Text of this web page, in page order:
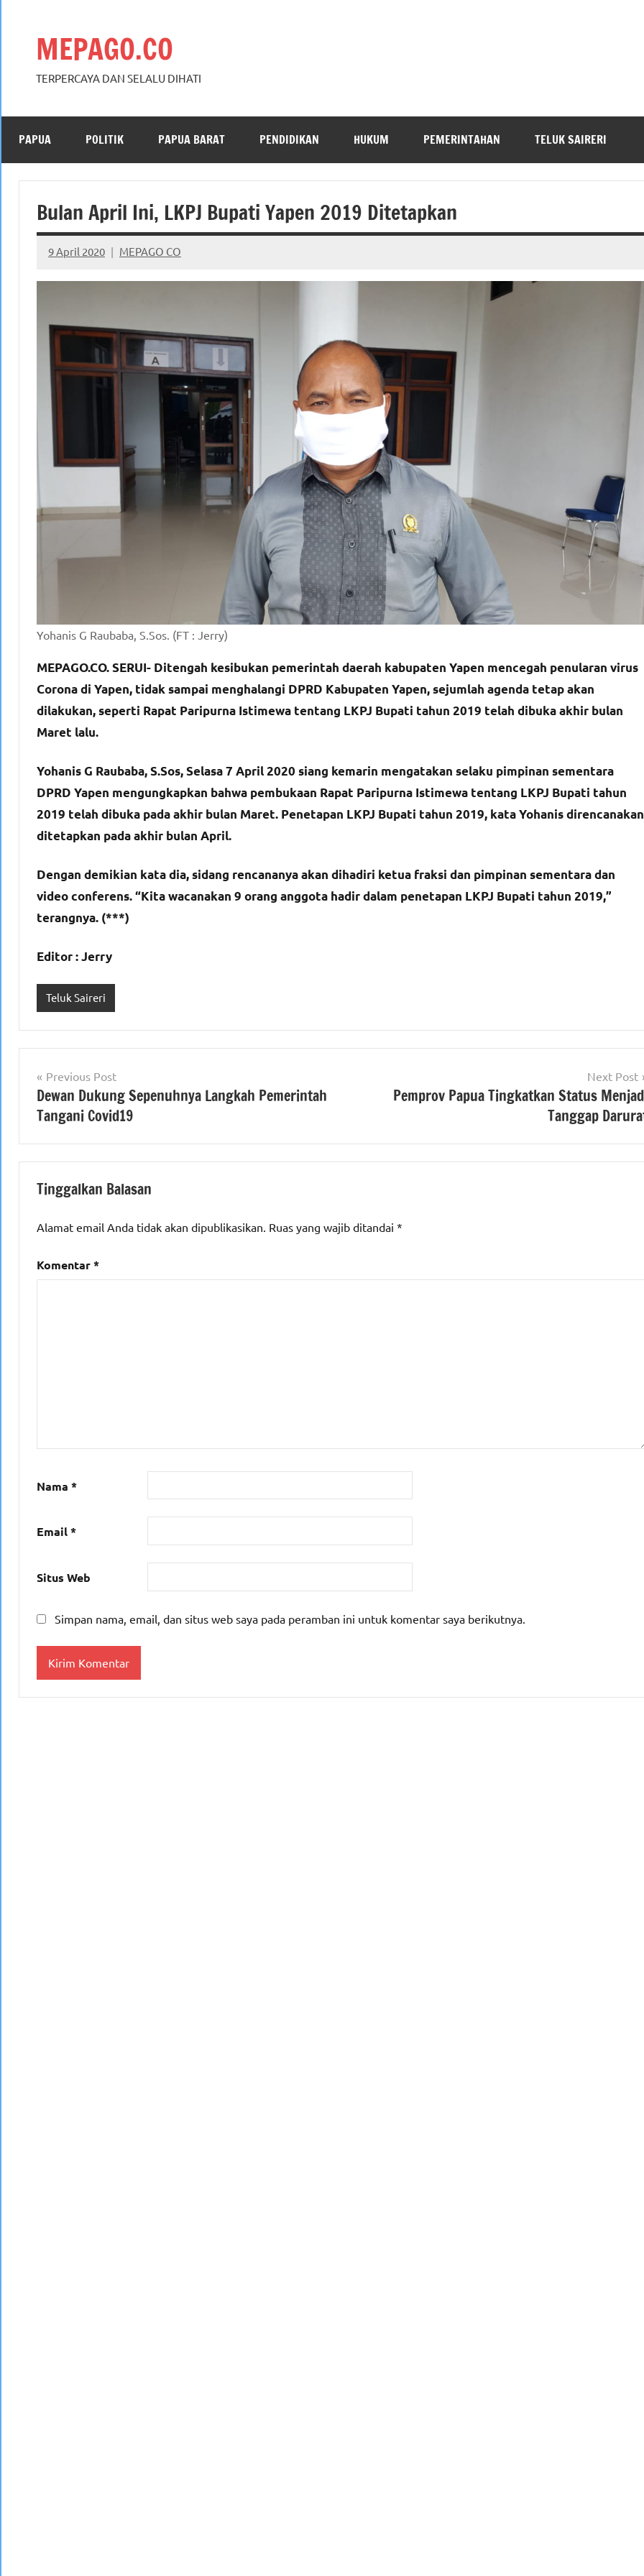
MEPAGO.CO
TERPERCAYA DAN SELALU DIHATI
PAPUA POLITIK PAPUA BARAT PENDIDIKAN HUKUM PEMERINTAHAN TELUK SAIRERI
Bulan April Ini, LKPJ Bupati Yapen 2019 Ditetapkan
9 April 2020 MEPAGO CO
No
comments
Yohanis G Raubaba, S.Sos. (FT : Jerry)
MEPAGO.CO. SERUI- Ditengah kesibukan pemerintah daerah kabupaten Yapen mencegah penularan virus
Corona di Yapen, tidak sampai menghalangi DPRD Kabupaten Yapen, sejumlah agenda tetap akan
dilakukan, seperti Rapat Paripurna Istimewa tentang LKPJ Bupati tahun 2019 telah dibuka akhir bulan
Maret lalu.
Yohanis G Raubaba, S.Sos, Selasa 7 April 2020 siang kemarin mengatakan selaku pimpinan sementara
DPRD Yapen mengungkapkan bahwa pembukaan Rapat Paripurna Istimewa tentang LKPJ Bupati tahun
2019 telah dibuka pada akhir bulan Maret. Penetapan LKPJ Bupati tahun 2019, kata Yohanis direncanakan
ditetapkan pada akhir bulan April.
Dengan demikian kata dia, sidang rencananya akan dihadiri ketua fraksi dan pimpinan sementara dan
video conferens. “Kita wacanakan 9 orang anggota hadir dalam penetapan LKPJ Bupati tahun 2019,”
terangnya. (***)
Editor : Jerry
Teluk Saireri
Navigasi
pos
Previous Post
Dewan Dukung Sepenuhnya Langkah Pemerintah
Tangani Covid19
Next Post
Pemprov Papua Tingkatkan Status
Tanggap
Tinggalkan Balasan
Alamat email Anda tidak akan dipublikasikan. Ruas yang wajib ditandai *
Komentar*
Nama *
Email*
Situs Web
Simpan nama, email, dan situs web saya pada peramban ini untuk komentar saya berikutnya.